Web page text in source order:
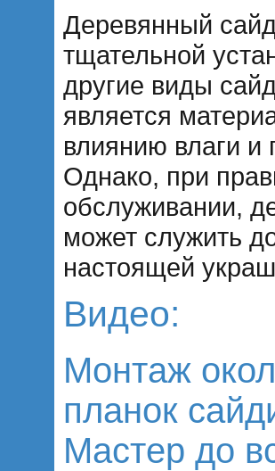
Деревянный
тщательной
другие виды
является
влиянию влаги и
Однако, при
обслуживании,
может служить
настоящей
Видео:
Монтаж
планок
Мастер до